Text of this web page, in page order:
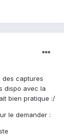
captures
dispo avec la
bien pratique :/
le demander :